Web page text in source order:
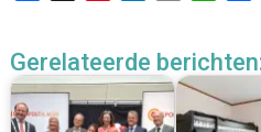
e
b
o
t
r
k
e
d
i
l
t
s
A
n
Gerelateerde